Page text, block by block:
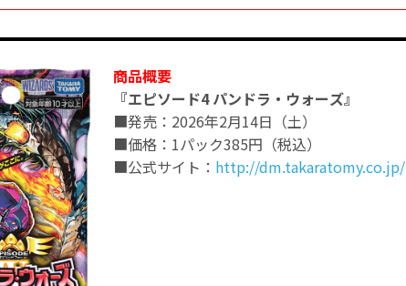
商品概要
『エピソード4 パンドラ・ウォーズ』
■発売：2026年2月14日（土）
■価格：1パック385円（税込）
■公式サイト： http://dm.takaratomy.co.jp/